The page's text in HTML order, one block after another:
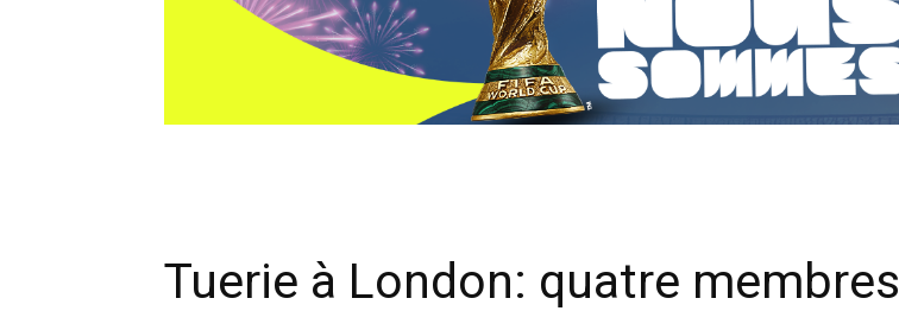
Tuerie à London: quatre membres